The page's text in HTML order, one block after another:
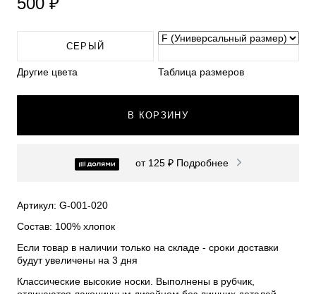
СЕРЫЙ
Другие цвета Таблица размеров
В КОРЗИНУ
от 125 ₽ Подробнее
Артикул: G-001-020
Состав: 100% хлопок
Если товар в наличии только на складе - сроки доставки
будут увеличены на 3 дня
Классические высокие носки. Выполнены в рубчик,